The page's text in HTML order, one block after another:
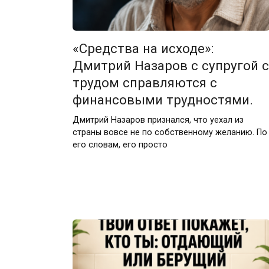
«Средства на исходе»:
Дмитрий Назаров с супругой с
трудом справляются с
финансовыми трудностями.
Дмитрий Назаров признался, что уехал из
страны вовсе не по собственному желанию. По
его словам, его просто